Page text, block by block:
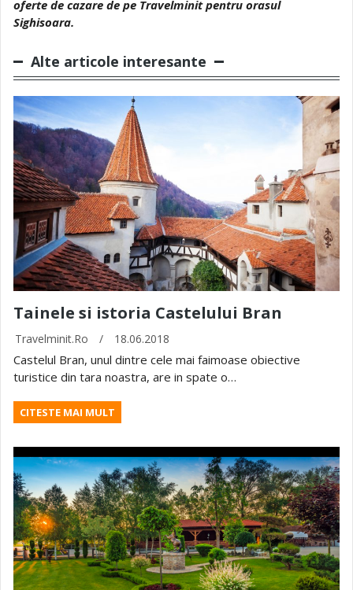
oferte de cazare de pe Travelminit pentru orasul
Sighisoara.
Alte articole interesante
Tainele si istoria Castelului Bran
Travelminit.ro / 18.06.2018
Castelul Bran, unul dintre cele mai faimoase obiective
turistice din tara noastra, are in spate o…
CITESTE MAI MULT